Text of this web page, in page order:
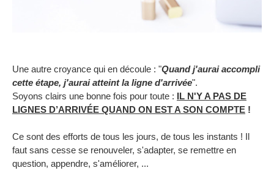
Une autre croyance qui en découle : "Quand j'aurai accompli
cette étape, j'aurai atteint la ligne d'arrivée".
Soyons clairs une bonne fois pour toute : IL N'Y A PAS DE
LIGNES D’ARRIVÉE QUAND ON EST A SON COMPTE !
Ce sont des efforts de tous les jours, de tous les instants ! Il
faut sans cesse se renouveler, s'adapter, se remettre en
question, appendre, s'améliorer, ...